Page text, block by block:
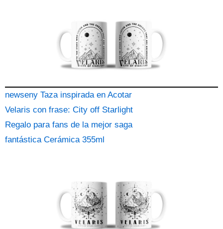
newseny Taza inspirada en Acotar
Velaris con frase: City off Starlight
Regalo para fans de la mejor saga
fantástica Cerámica 355ml